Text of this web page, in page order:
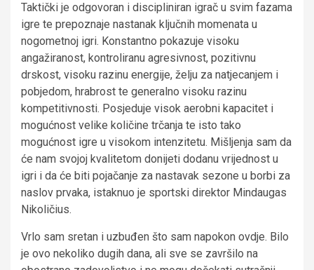
Taktički je odgovoran i discipliniran igrač u svim fazama
igre te prepoznaje nastanak ključnih momenata u
nogometnoj igri. Konstantno pokazuje visoku
angažiranost, kontroliranu agresivnost, pozitivnu
drskost, visoku razinu energije, želju za natjecanjem i
pobjedom, hrabrost te generalno visoku razinu
kompetitivnosti. Posjeduje visok aerobni kapacitet i
mogućnost velike količine trčanja te isto tako
mogućnost igre u visokom intenzitetu. Mišljenja sam da
će nam svojoj kvalitetom donijeti dodanu vrijednost u
igri i da će biti pojačanje za nastavak sezone u borbi za
naslov prvaka, istaknuo je sportski direktor Mindaugas
Nikoličius.
Vrlo sam sretan i uzbuđen što sam napokon ovdje. Bilo
je ovo nekoliko dugih dana, ali sve se završilo na